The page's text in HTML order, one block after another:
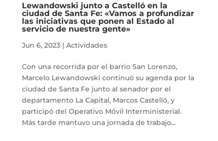
Lewandowski junto a Castelló en la
ciudad de Santa Fe: «Vamos a profundizar
las iniciativas que ponen al Estado al
servicio de nuestra gente»
Jun 6, 2023| Actividades
Con una recorrida por el barrio San Lorenzo,
Marcelo Lewandowski continuó su agenda por la
ciudad de Santa Fe junto al senador por el
departamento La Capital, Marcos Castelló, y
participó del Operativo Móvil Interministerial.
Más tarde mantuvo una jornada de trabajo...